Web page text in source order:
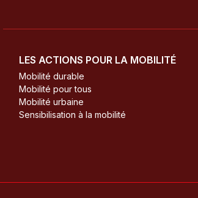
LES ACTIONS POUR LA MOBILITÉ
Mobilité durable
Mobilité pour tous
Mobilité urbaine
Sensibilisation à la mobilité